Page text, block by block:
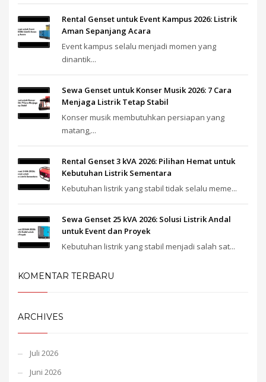
Rental Genset untuk Event Kampus 2026: Listrik
Aman Sepanjang Acara
Event kampus selalu menjadi momen yang
dinantik...
Sewa Genset untuk Konser Musik 2026: 7 Cara
Menjaga Listrik Tetap Stabil
Konser musik membutuhkan persiapan yang
matang,...
Rental Genset 3 kVA 2026: Pilihan Hemat untuk
Kebutuhan Listrik Sementara
Kebutuhan listrik yang stabil tidak selalu meme...
Sewa Genset 25 kVA 2026: Solusi Listrik Andal
untuk Event dan Proyek
Kebutuhan listrik yang stabil menjadi salah sat...
KOMENTAR TERBARU
ARCHIVES
Juli 2026
Juni 2026